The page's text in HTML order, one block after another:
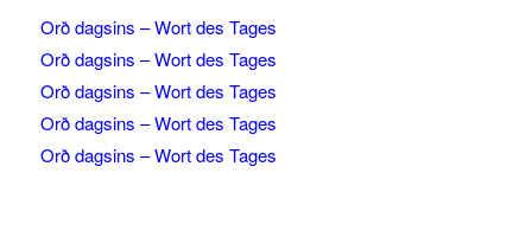
Orð dagsins – Wort des Tages
Orð dagsins – Wort des Tages
Orð dagsins – Wort des Tages
Orð dagsins – Wort des Tages
Orð dagsins – Wort des Tages